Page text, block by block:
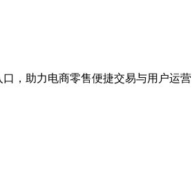
，助力电商零售便捷交易与用户运营